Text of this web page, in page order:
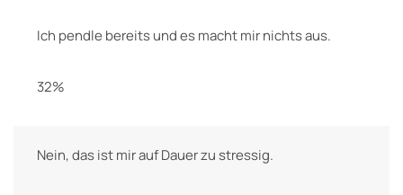
Ich pendle bereits und es macht mir nichts aus.
32%
Nein, das ist mir auf Dauer zu stressig.